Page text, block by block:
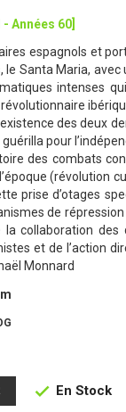
Années 60]
espagnols et
Santa Maria,
intenses
des deux
pour
des combats
(révolution
prise d’otages
de
collaboration
et de l’action
Monnard
 En Stock